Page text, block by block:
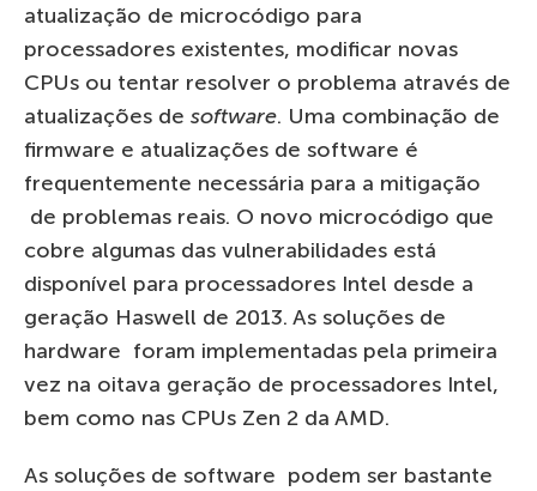
atualização de microcódigo para
processadores existentes, modificar novas
CPUs ou tentar resolver o problema através de
atualizações de software. Uma combinação de
firmware e atualizações de software é
frequentemente necessária para a mitigação
de problemas reais. O novo microcódigo que
cobre algumas das vulnerabilidades está
disponível para processadores Intel desde a
geração Haswell de 2013. As soluções de
hardware foram implementadas pela primeira
vez na oitava geração de processadores Intel,
bem como nas CPUs Zen 2 da AMD.
As soluções de software podem ser bastante